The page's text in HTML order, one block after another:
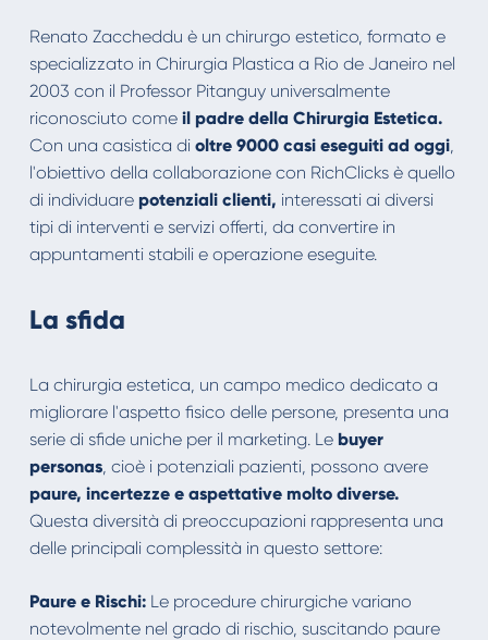
Renato Zaccheddu è un chirurgo estetico, formato e
specializzato in Chirurgia Plastica a Rio de Janeiro nel
2003 con il Professor Pitanguy universalmente
riconosciuto come il padre della Chirurgia Estetica.
Con una casistica di oltre 9000 casi eseguiti ad oggi,
l'obiettivo della collaborazione con RichClicks è quello
di individuarepotenziali clienti, interessati ai diversi
tipi di interventi e servizi offerti, da convertire in
appuntamenti stabili e operazione eseguite.
La sfida
La chirurgia estetica, un campo medico dedicato a
migliorare l'aspetto fisico delle persone, presenta una
serie di sfide uniche per il marketing. Le buyer
personas, cioè i potenziali pazienti, possono avere
paure, incertezze e aspettative molto diverse.
Questa diversità di preoccupazioni rappresenta una
delle principali complessità in questo settore:
Paure e Rischi: Le procedure chirurgiche variano
notevolmente nel grado di rischio, suscitando paure